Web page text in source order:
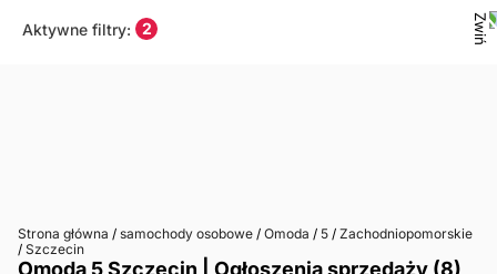
Aktywne filtry: 2
Strona główna / samochody osobowe / Omoda / 5 / Zachodniopomorskie
/ Szczecin
Omoda 5 Szczecin | Ogłoszenia sprzedaży (8)